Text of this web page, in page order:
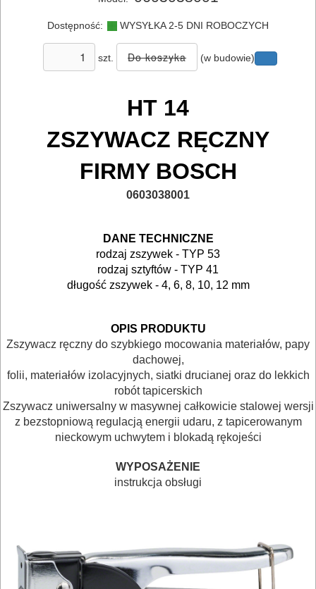
TRANSPORTOWANIE
POMIAROWE
ELEKTRY..
GLAZURNICZE
URZĄDZENIA
BUDOWLANE
BRUKARSKIE
OBRÓBKA
DREWNA
OBRÓBKA
WARSZTATOWE
NARZĘDZIA
Dostępność: WYSYŁKA 2-5 DNI ROBOCZYCH
szt. (w budowie)
HT 14
ZSZYWACZ RĘCZNY
FIRMY BOSCH
0603038001
DANE TECHNICZNE
rodzaj zszywek - TYP 53
rodzaj sztyftów - TYP 41
długość zszywek - 4, 6, 8, 10, 12 mm
OPIS PRODUKTU
Zszywacz ręczny do szybkiego mocowania materiałów, papy
dachowej,
folii, materiałów izolacyjnych, siatki drucianej oraz do lekkich
robót tapicerskich
Zszywacz uniwersalny w masywnej całkowicie stalowej wersji
z bezstopniową regulacją energii udaru, z tapicerowanym
nieckowym uchwytem i blokadą rękojeści
WYPOSAŻENIE
instrukcja obsługi